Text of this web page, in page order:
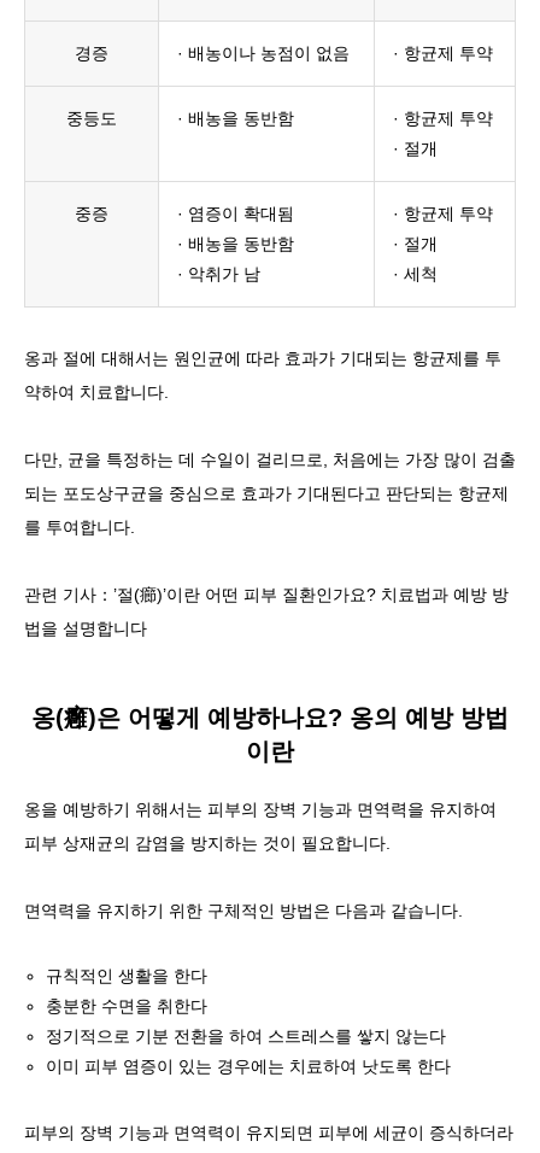
경증 · 배농이나 농점이 없음 · 항균제 투약
중등도 · 배농을 동반함
· 항균제 투약
· 절개
중증
· 염증이 확대됨
· 배농을 동반함
· 악취가 남
· 항균제 투약
· 절개
· 세척
옹과 절에 대해서는 원인균에 따라 효과가 기대되는 항균제를 투
약하여 치료합니다.
다만, 균을 특정하는 데 수일이 걸리므로, 처음에는 가장 많이 검출
되는 포도상구균을 중심으로 효과가 기대된다고 판단되는 항균제
를 투여합니다.
관련 기사：’절(癤)’이란 어떤 피부 질환인가요? 치료법과 예방 방
법을 설명합니다
옹(癰)은 어떻게 예방하나요? 옹의 예방 방법
이란
옹을 예방하기 위해서는 피부의 장벽 기능과 면역력을 유지하여
피부 상재균의 감염을 방지하는 것이 필요합니다.
면역력을 유지하기 위한 구체적인 방법은 다음과 같습니다.
규칙적인 생활을 한다
충분한 수면을 취한다
정기적으로 기분 전환을 하여 스트레스를 쌓지 않는다
이미 피부 염증이 있는 경우에는 치료하여 낫도록 한다
피부의 장벽 기능과 면역력이 유지되면 피부에 세균이 증식하더라